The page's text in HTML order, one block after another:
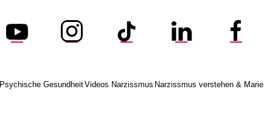
Psychische GesundheitVideos Narzissmus Narzissmus verstehen & Marie